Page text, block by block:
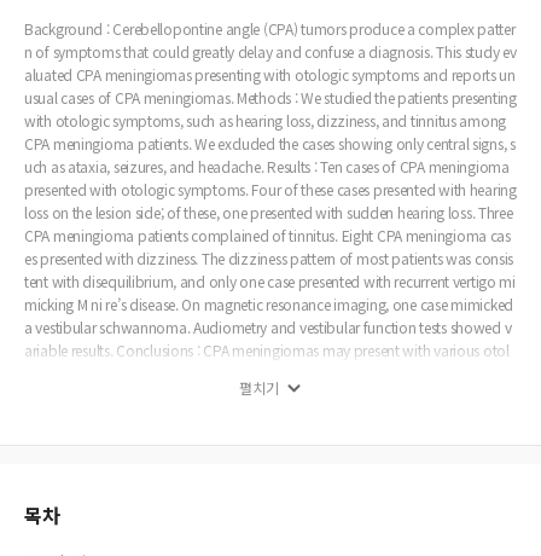
Background : Cerebellopontine angle (CPA) tumors produce a complex patter
n of symptoms that could greatly delay and confuse a diagnosis. This study ev
aluated CPA meningiomas presenting with otologic symptoms and reports un
usual cases of CPA meningiomas. Methods : We studied the patients presenting
with otologic symptoms, such as hearing loss, dizziness, and tinnitus among
CPA meningioma patients. We excluded the cases showing only central signs, s
uch as ataxia, seizures, and headache. Results : Ten cases of CPA meningioma
presented with otologic symptoms. Four of these cases presented with hearing
loss on the lesion side; of these, one presented with sudden hearing loss. Three
CPA meningioma patients complained of tinnitus. Eight CPA meningioma cas
es presented with dizziness. The dizziness pattern of most patients was consis
tent with disequilibrium, and only one case presented with recurrent vertigo mi
micking M ni re’s disease. On magnetic resonance imaging, one case mimicked
a vestibular schwannoma. Audiometry and vestibular function tests showed v
ariable results. Conclusions : CPA meningiomas may present with various otol
kable variability in the manifestations of CPA lesions, we should consider the p
펼치기
목차